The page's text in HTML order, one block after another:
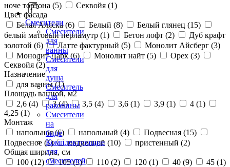
Смесители
Смесители
для
ванны
Смесители
для
душа
Смеситель
для
раковины
Смесители
на
биде
Комплектующие
для
смесителей
ноче тортона (5) Секвойя (1)
Цвет фасада
Белая Аляска (6) Белый (8) Белый глянец (15)
белый матовый перламутр (1) Бетон лофт (2)
Дуб крафт
золотой (6) Латте фактурный (5) Монолит Айсберг (3)
Монолит Дарк (6) Монолит найт (5) Орех (3)
Секвойя (2)
Назначение
для ванны (1)
Площадь ванной, м2
2,6 (4) 3 (4) 3,5 (4) 3,6 (1) 3,9 (1) 4 (1)
4,25 (1)
Монтаж
напольная (6) напольный (4) Подвесная (15)
Подвесное (1) подвесной (10) пристенный (2)
Общая ширина, см
100 (12) 105 (3) 110 (2) 120 (1) 40 (9) 45 (1)